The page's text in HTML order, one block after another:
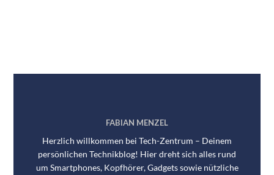
FABIAN MENZEL
Herzlich willkommen bei Tech-Zentrum – Deinem
persönlichen Technikblog! Hier dreht sich alles rund
um Smartphones, Kopfhörer, Gadgets sowie nützliche